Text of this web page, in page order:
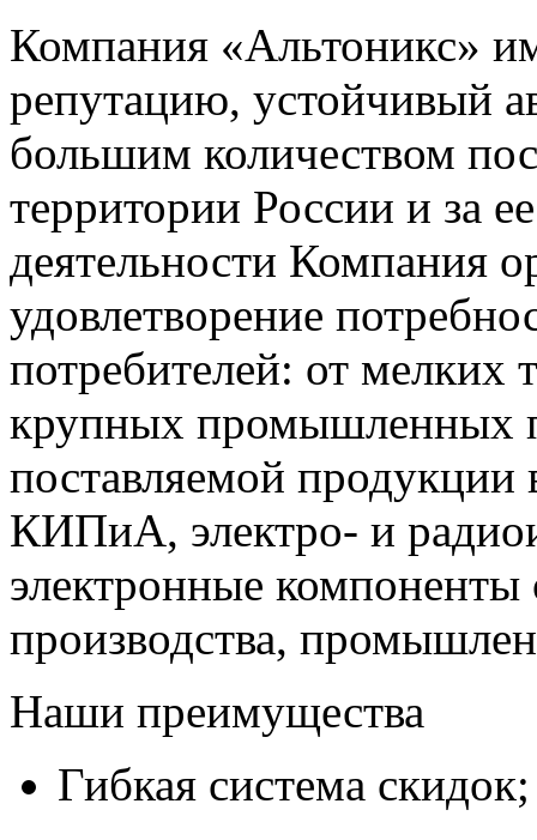
Компания «Альтоникс»
репутацию, устойчивый
большим количеством
территории России и за
деятельности Компания
удовлетворение
потребителей: от мелких
крупных промышленных
поставляемой продукции
КИПиА, электро- и
электронные компоненты
производства,
Наши преимущества
Гибкая система скидок;